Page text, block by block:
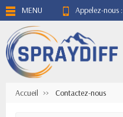
MENU Appelez-nous :
Accueil Contactez-nous